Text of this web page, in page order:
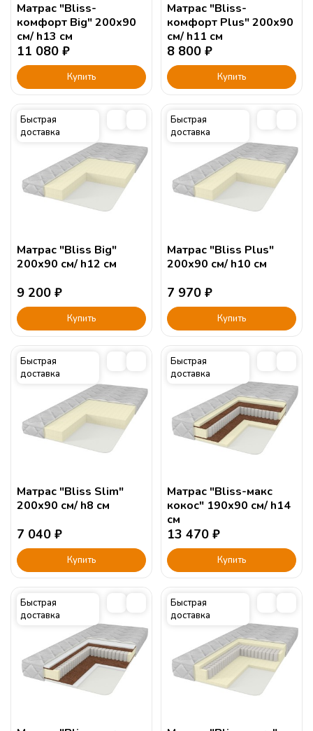
Матрас "Bliss-
комфорт Big" 200х90
см/ h13 см
11 080 ₽
Купить
Матрас "Bliss-
комфорт Plus" 200х90
см/ h11 см
8 800 ₽
Купить
Быстрая
доставка
Матрас "Bliss Big"
200х90 см/ h12 см
9 200 ₽
Купить
Быстрая
доставка
Матрас "Bliss Plus"
200х90 см/ h10 см
7 970 ₽
Купить
Быстрая
доставка
Матрас "Bliss Slim"
200х90 см/ h8 см
7 040 ₽
Купить
Быстрая
доставка
Матрас "Bliss-макс
кокос" 190х90 см/ h14
см
13 470 ₽
Купить
Быстрая
доставка
Быстрая
доставка